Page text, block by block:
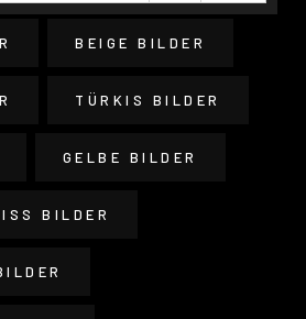
BEIGE BILDER
TÜRKIS BILDER
GELBE BILDER
BILDER